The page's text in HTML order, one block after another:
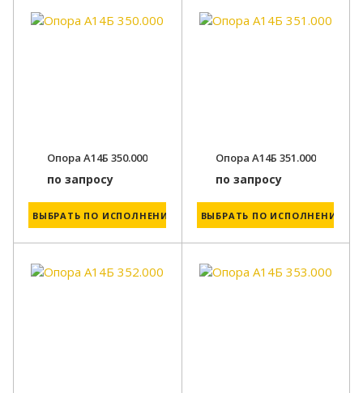
Опора А14Б 350.000
по запросу
ВЫБРАТЬ ПО ИСПОЛНЕНИЮ
Опора А14Б 351.000
по запросу
ВЫБРАТЬ ПО ИСПОЛНЕНИЮ